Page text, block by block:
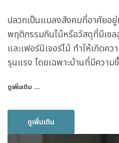
ปลวกเป็นแมลงสังคมที่อาศัยอ
พฤติกรรมกินไม้หรือวัสดุที่มีเซล
และเฟอร์นิเจอร์ไม้ ทำให้เกิดค
รุนแรง โดยเฉพาะบ้านที่มีความ
ดูเพิ่มเติม …
ดูเพิ่มเติม